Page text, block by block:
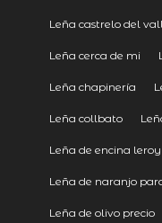
Leña castrelo del
Leña cerca de mi
Leña chapinería
Leña collbato
Leña de encina
Leña de naranjo
Leña de olivo precio